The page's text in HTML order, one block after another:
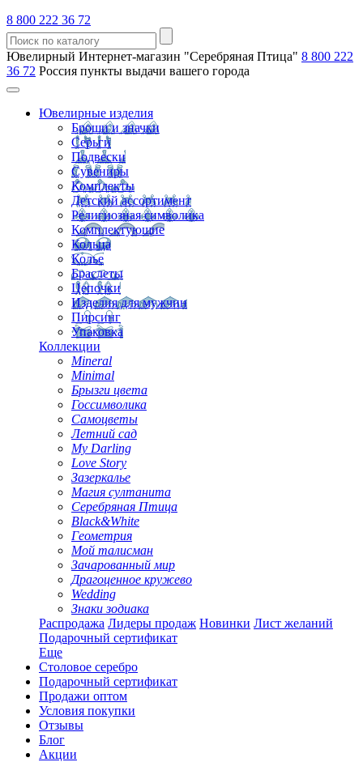
8 800 222 36 72
Ювелирный Интернет-магазин "Серебряная Птица" 8 800 222
36 72 Россия пункты выдачи вашего города
Ювелирные изделия
Броши и значки
Серьги
Подвески
Сувениры
Комплекты
Детский ассортимент
Религиозная символика
Комплектующие
Кольца
Колье
Браслеты
Цепочки
Изделия для мужчин
Пирсинг
Упаковка
Коллекции
Mineral
Minimal
Брызги цвета
Госсимволика
Самоцветы
Летний сад
My Darling
Love Story
Зазеркалье
Магия султанита
Серебряная Птица
Black&White
Геометрия
Мой талисман
Зачарованный мир
Драгоценное кружево
Wedding
Знаки зодиака
Распродажа Лидеры продаж Новинки Лист желаний
Подарочный сертификат
Еще
Столовое серебро
Подарочный сертификат
Продажи оптом
Условия покупки
Отзывы
Блог
Акции